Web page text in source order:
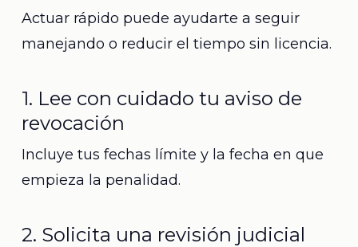
Actuar rápido puede ayudarte a seguir
manejando o reducir el tiempo sin licencia.
1. Lee con cuidado tu aviso de
revocación
Incluye tus fechas límite y la fecha en que
empieza la penalidad.
2. Solicita una revisión judicial